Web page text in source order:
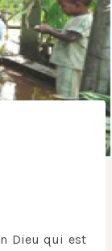
Dieu qui est